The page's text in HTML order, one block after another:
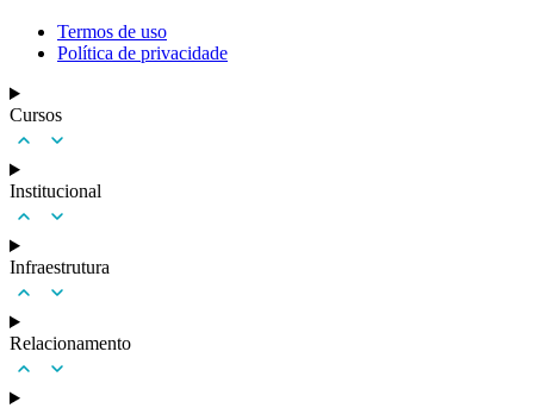
Termos de uso
Política de privacidade
Cursos
Institucional
Infraestrutura
Relacionamento